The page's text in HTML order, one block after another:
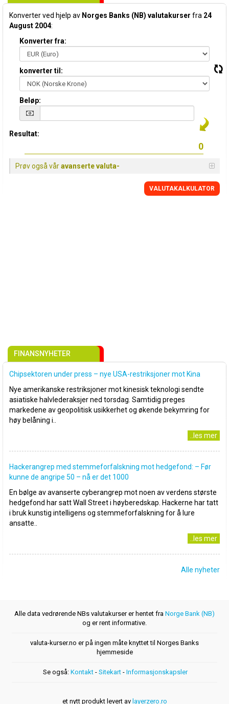
Konverter ved hjelp av Norges Banks (NB) valutakurser fra 24
August 2004:
Konverter fra:
konverter til:
Beløp:
Resultat:
Prøv også våravanserte valuta-
VALUTAKALKULATOR
FINANSNYHETER
Chipsektoren under press – nye USA-restriksjoner mot Kina
Nye amerikanske restriksjoner mot kinesisk teknologi sendte
asiatiske halvlederaksjer ned torsdag. Samtidig preges
markedene av geopolitisk usikkerhet og økende bekymring for
høy belåning i..
..les mer
Hackerangrep med stemmeforfalskning mot hedgefond: – Før
kunne de angripe 50 – nå er det 1000
En bølge av avanserte cyberangrep mot noen av verdens største
hedgefond har satt Wall Street i høyberedskap. Hackerne har tatt
i bruk kunstig intelligens og stemmeforfalskning for å lure
ansatte..
..les mer
Alle nyheter
Alle data vedrørende NBs valutakurser er hentet fra Norge Bank (NB)
og er rent informative.
valuta-kurser.no er på ingen måte knyttet til Norges Banks
hjemmeside
Se også: Kontakt - Sitekart - Informasjonskapsler
et nytt produkt levert av layerzero.ro